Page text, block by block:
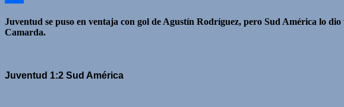
Juventud se puso en ventaja con gol de Agustín Rodríguez, pero Sud América lo
Camarda.
Juventud 1:2 Sud América